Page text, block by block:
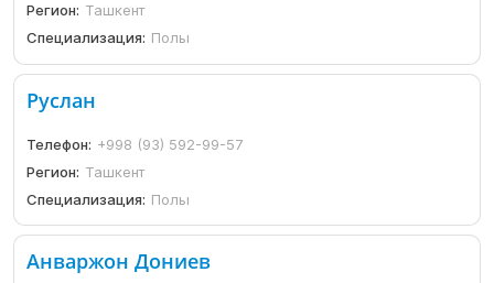
Регион: Ташкент
Специализация: Полы
Руслан
Телефон: +998 (93) 592-99-57
Регион: Ташкент
Специализация: Полы
Анваржон Дониев